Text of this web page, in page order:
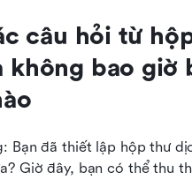
câu hỏi từ
không bao giờ
Bạn đã thiết lập hộp thư
Giờ đây, bạn có thể thu